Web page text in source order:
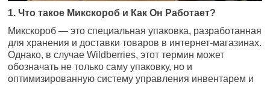
1. Что такое Микскороб и Как Он Работает?
Микскороб — это специальная упаковка, разработанная
для хранения и доставки товаров в интернет-магазинах.
Однако, в случае Wildberries, этот термин может
обозначать не только саму упаковку, но и
оптимизированную систему управления инвентарем и